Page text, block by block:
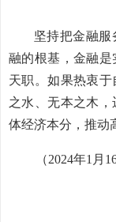
坚持把金融服
融的根基，金融
天职。如果热衷
之水、无本之木
体经济本分，推动
（2024年1